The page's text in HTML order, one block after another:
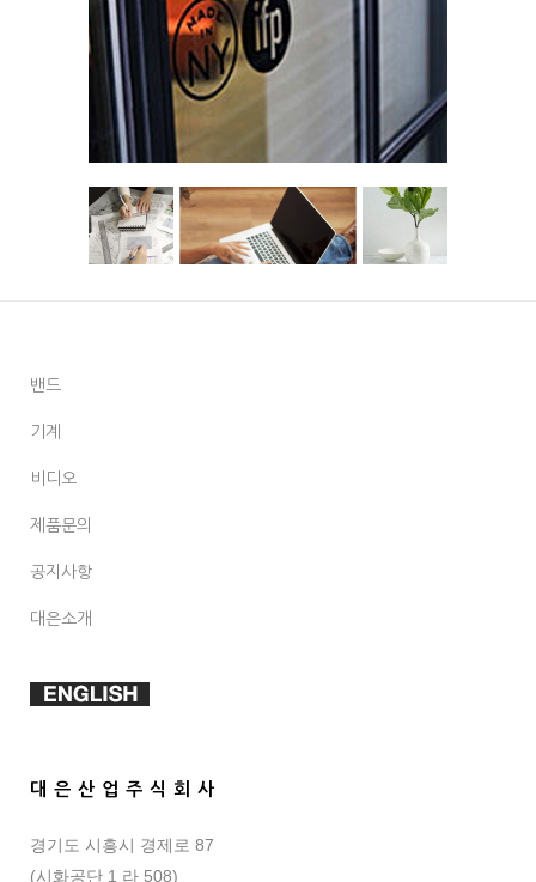
밴드
기계
비디오
제품문의
공지사항
대은소개
대 은 산 업 주 식 회 사
경기도 시흥시 경제로 87
(시화공단 1 라 508)